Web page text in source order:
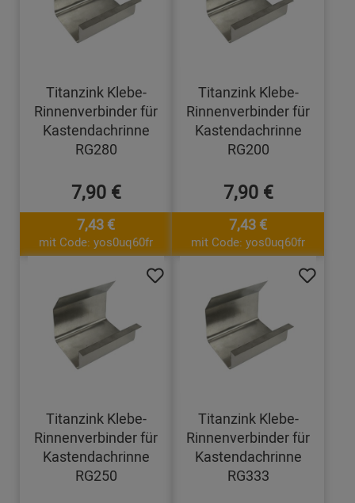
Titanzink Klebe-
Rinnenverbinder für
Kastendachrinne
RG280
7,90 €
7,43 €
mit Code: yos0uq60fr
Titanzink Klebe-
Rinnenverbinder für
Kastendachrinne
RG200
7,90 €
7,43 €
mit Code: yos0uq60fr
Titanzink Klebe-
Rinnenverbinder für
Kastendachrinne
RG250
Titanzink Klebe-
Rinnenverbinder für
Kastendachrinne
RG333